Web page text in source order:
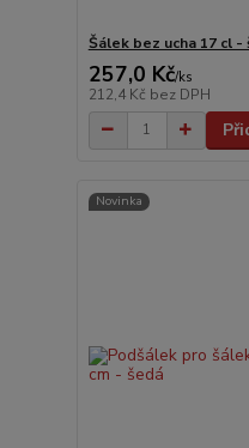
Šálek bez ucha 17 cl -
257,0 Kč/ks
212,4 Kč bez DPH
Novinka